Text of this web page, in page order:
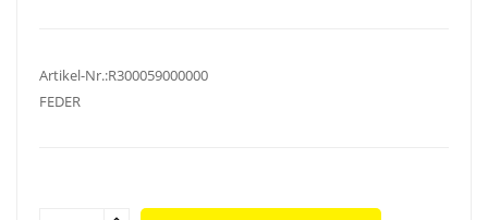
Artikel-Nr.:R300059000000
FEDER